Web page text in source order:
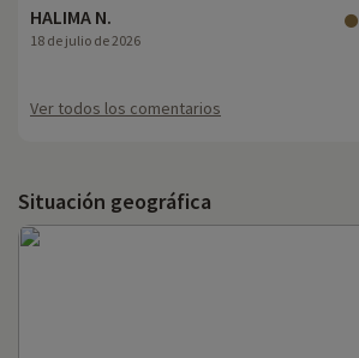
HALIMA N.
18 de julio de 2026
Ver todos los comentarios
Situación geográfica